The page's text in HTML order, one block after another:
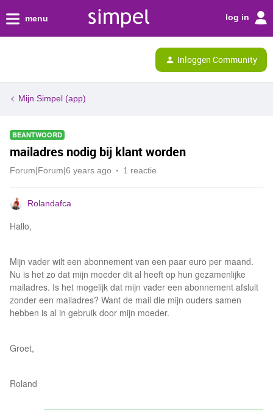
menu log in
Inloggen Community
Mijn Simpel (app)
BEANTWOORD
mailadres nodig bij klant worden
Forum|Forum|6 years ago 1 reactie
Rolandafca
Hallo,
Mijn vader wilt een abonnement van een paar euro per maand.
Nu is het zo dat mijn moeder dit al heeft op hun gezamenlijke
mailadres. Is het mogelijk dat mijn vader een abonnement afsluit
zonder een mailadres? Want de mail die mijn ouders samen
hebben is al in gebruik door mijn moeder.
Groet,
Roland